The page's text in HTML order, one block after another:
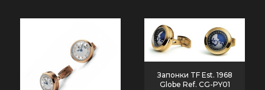
Запонки TF Est. 1968
Globe Ref. CG-PY01